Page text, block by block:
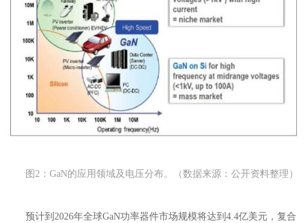
图2：GaN的应用领域及电压分布。（数据来源：公开资料整理）
预计到2026年全球GaN功率器件市场规模将达到4.4亿美元，复合